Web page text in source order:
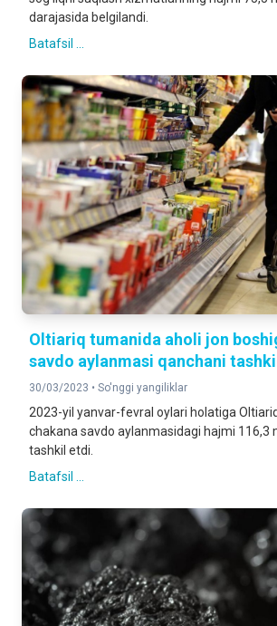
darajasida belgilandi.
Batafsil ...
Oltiariq tumanida aholi jon
savdo aylanmasi qanchani
30/03/2023 • So'nggi yangiliklar
2023-yil yanvar-fevral oylari holatiga
chakana savdo aylanmasidagi hajmi 116,3
tashkil etdi.
Batafsil ...